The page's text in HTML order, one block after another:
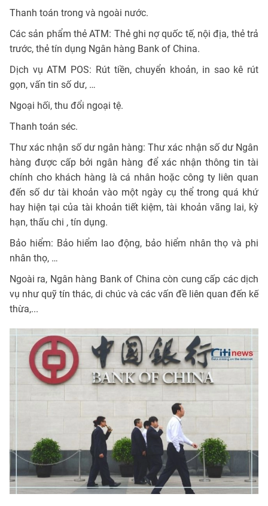
Thanh toán trong và ngoài nước.
Các sản phẩm thẻ ATM: Thẻ ghi nợ quốc tế, nội địa, thẻ trả
trước, thẻ tín dụng Ngân hàng Bank of China.
Dịch vụ ATM POS: Rút tiền, chuyển khoản, in sao kê rút
gọn, vấn tin số dư, …
Ngoại hối, thu đổi ngoại tệ.
Thanh toán séc.
Thư xác nhận số dư ngân hàng: Thư xác nhận số dư Ngân
hàng được cấp bởi ngân hàng để xác nhận thông tin tài
chính cho khách hàng là cá nhân hoặc công ty liên quan
đến số dư tài khoản vào một ngày cụ thể trong quá khứ
hay hiện tại của tài khoản tiết kiệm, tài khoản vãng lai, kỳ
hạn, thấu chi , tín dụng.
Bảo hiểm: Bảo hiểm lao động, bảo hiểm nhân thọ và phi
nhân thọ, …
Ngoài ra, Ngân hàng Bank of China còn cung cấp các dịch
vụ như quỹ tín thác, di chúc và các vấn đề liên quan đến kế
thừa,...